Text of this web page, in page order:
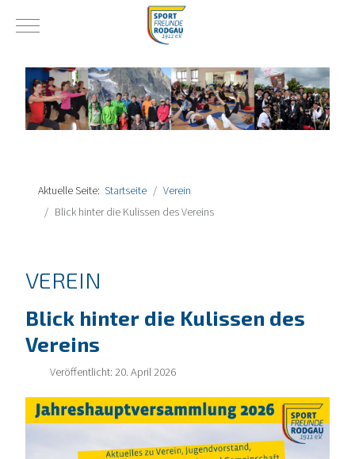
Mobile Menu Toggle
Aktuelle Seite: Startseite
Verein
Blick hinter die Kulissen des Vereins
VEREIN
Blick hinter die Kulissen des
Vereins
Veröffentlicht: 20. April 2026